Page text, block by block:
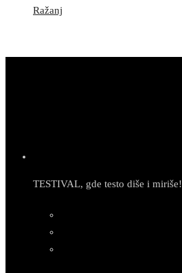
Ražanj
TESTIVAL, gde testo diše i miriše!